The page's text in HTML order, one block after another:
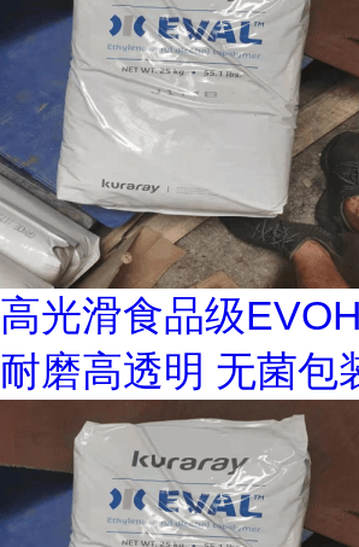
高光滑食品级
耐磨高透明 无菌包